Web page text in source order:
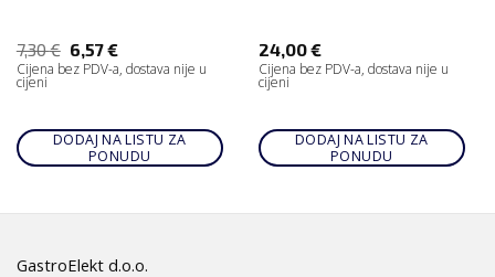
7,30€ 6,57€
Cijena bez PDV-a, dostava nije u
cijeni
DODAJ NA LISTU ZA
PONUDU
24,00€
Cijena bez PDV-a, dostava nije u
cijeni
DODAJ NA LISTU ZA
PONUDU
GastroElekt d.o.o.